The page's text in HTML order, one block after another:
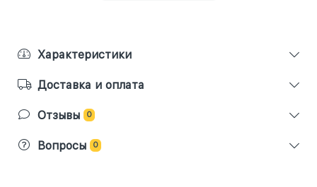
Характеристики
Доставка и оплата
Отзывы 0
Вопросы 0